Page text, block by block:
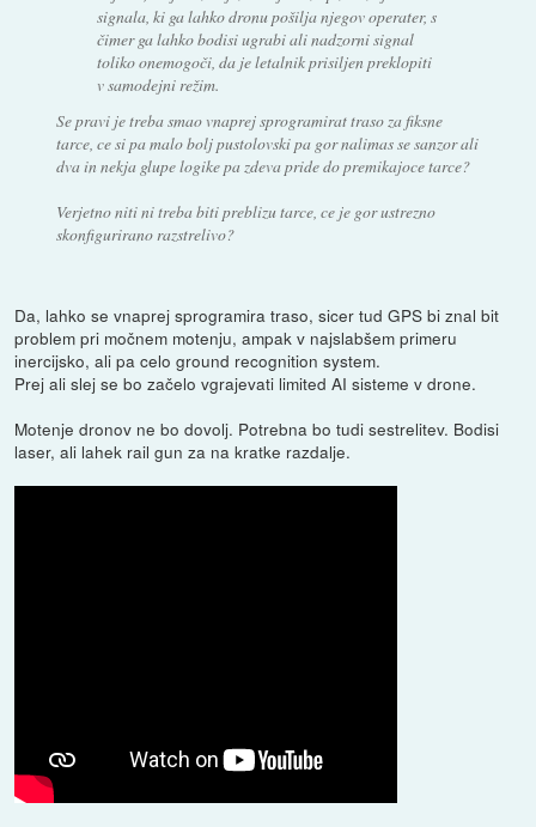
signala, ki ga lahko dronu pošilja njegov operater, s
čimer ga lahko bodisi ugrabi ali nadzorni signal
toliko onemogoči, da je letalnik prisiljen preklopiti
v samodejni režim.
Se pravi je treba smao vnaprej sprogramirat traso za fiksne
tarce, ce si pa malo bolj pustolovski pa gor nalimas se sanzor ali
dva in nekja glupe logike pa zdeva pride do premikajoce tarce?
Verjetno niti ni treba biti preblizu tarce, ce je gor ustrezno
skonfigurirano razstrelivo?
Da, lahko se vnaprej sprogramira traso, sicer tud GPS bi znal bit
problem pri močnem motenju, ampak v najslabšem primeru
inercijsko, ali pa celo ground recognition system.
Prej ali slej se bo začelo vgrajevati limited AI sisteme v drone.
Motenje dronov ne bo dovolj. Potrebna bo tudi sestrelitev. Bodisi
laser, ali lahek rail gun za na kratke razdalje.